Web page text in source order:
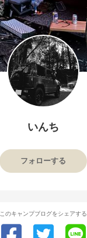
いんち
フォローする
このキャンプブログをシェアする